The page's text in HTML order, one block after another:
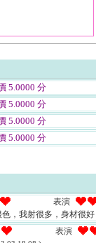
5.0000 分
5.0000 分
5.0000 分
5.0000 分
表演
色，我射很多，身材很
表演